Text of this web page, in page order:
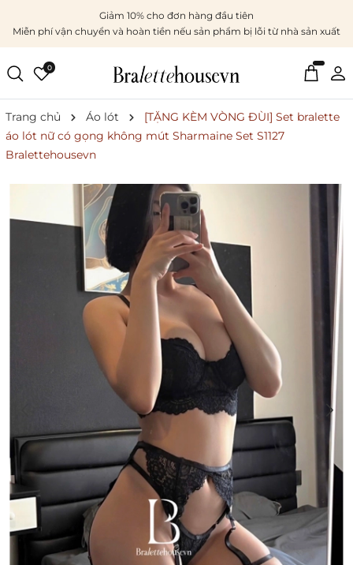
Giảm 10% cho đơn hàng đầu tiên
Miễn phí vận chuyển và hoàn tiền nếu sản phẩm bị lỗi từ nhà sản xuất
0
Trang chủ Áo lót
[TẶNG KÈM VÒNG ĐÙI] Set bralette
áo lót nữ có gọng không mút Sharmaine Set S1127
Bralettehousevn